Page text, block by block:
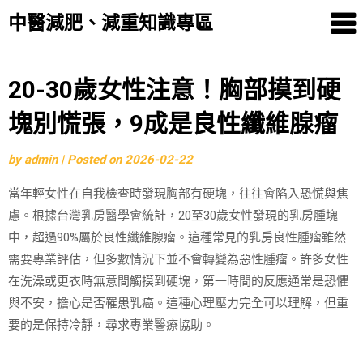
中醫減肥、減重知識專區
Skip
content
20-30歲女性注意！胸部摸到硬
塊別慌張，9成是良性纖維腺瘤
byadmin | Posted on2026-02-22
當年輕女性在自我檢查時發現胸部有硬塊，往往會陷入恐慌與焦
慮。根據台灣乳房醫學會統計，20至30歲女性發現的乳房腫塊
中，超過90%屬於良性纖維腺瘤。這種常見的乳房良性腫瘤雖然
需要專業評估，但多數情況下並不會轉變為惡性腫瘤。許多女性
在洗澡或更衣時無意間觸摸到硬塊，第一時間的反應通常是恐懼
與不安，擔心是否罹患乳癌。這種心理壓力完全可以理解，但重
要的是保持冷靜，尋求專業醫療協助。